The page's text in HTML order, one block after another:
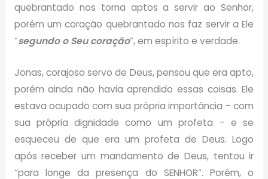
quebrantado nos torna aptos a servir ao Senhor,
porém um coração quebrantado nos faz servir a Ele
“segundo o Seu coração”, em espírito e verdade.
Jonas, corajoso servo de Deus, pensou que era apto,
porém ainda não havia aprendido essas coisas. Ele
estava ocupado com sua própria importância – com
sua própria dignidade como um profeta – e se
esqueceu de que era um profeta de Deus. Logo
após receber um mandamento de Deus, tentou ir
“para longe da presença do SENHOR”. Porém, o